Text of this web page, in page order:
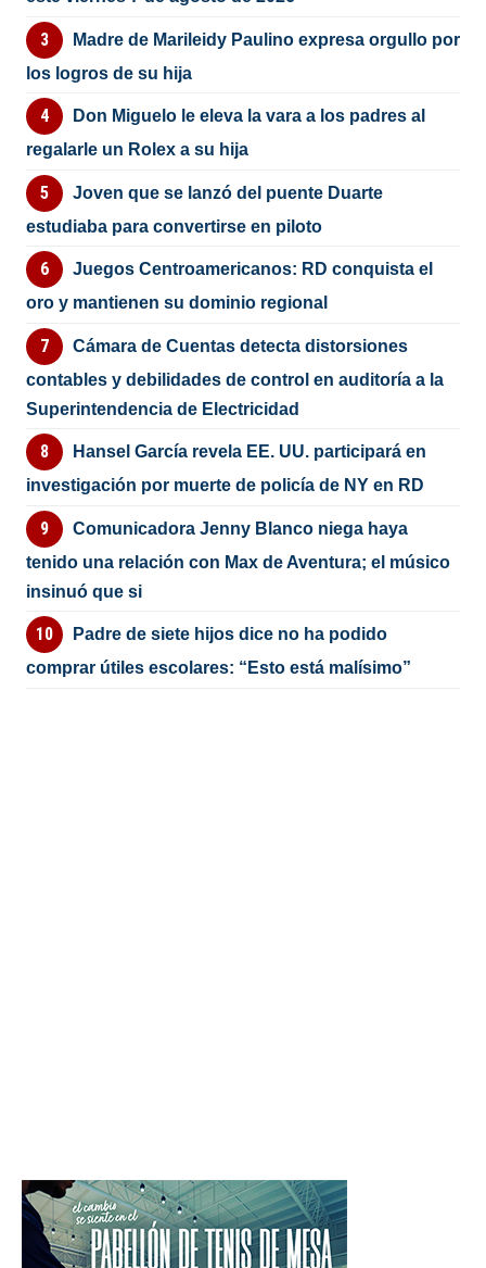
Madre de Marileidy Paulino expresa orgullo por
los logros de su hija
Don Miguelo le eleva la vara a los padres al
regalarle un Rolex a su hija
Joven que se lanzó del puente Duarte
estudiaba para convertirse en piloto
Juegos Centroamericanos: RD conquista el
oro y mantienen su dominio regional
Cámara de Cuentas detecta distorsiones
contables y debilidades de control en auditoría a la
Superintendencia de Electricidad
Hansel García revela EE. UU. participará en
investigación por muerte de policía de NY en RD
Comunicadora Jenny Blanco niega haya
tenido una relación con Max de Aventura; el músico
insinuó que si
Padre de siete hijos dice no ha podido
comprar útiles escolares: “Esto está malísimo”